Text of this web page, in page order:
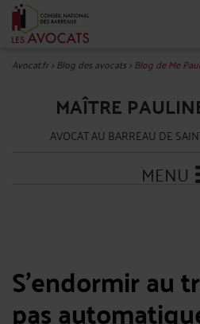
Avocat.fr>Blog des avocats>Blog de Me
MAÎTRE
AVOCAT AU BARREAU DE
MENU
S’endormir au
pas